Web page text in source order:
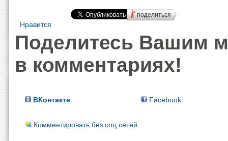
поделиться
Нравится
Поделитесь Вашим
в комментариях!
ВКонтакте Facebook
Комментировать без соц.сетей